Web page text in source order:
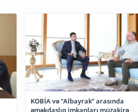
KOBİA və “Albayrak” arasında
əməkdaşlıq imkanları müzakirə